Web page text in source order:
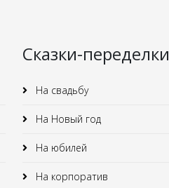
Сказки-переделки
На свадьбу
На Новый год
На юбилей
На корпоратив